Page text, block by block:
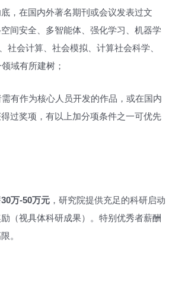
，在国内外著名期刊或会议发表过文
间安全、多智能体、强化学习、机器学
社会计算、社会模拟、计算社会科学、
域有所建树；
有作为核心人员开发的作品，或在国内
过奖项，有以上加分项条件之一可优先
30万-50万元 ，研究院提供充足的科研启动
（视具体科研成果）。特别优秀者薪酬
。